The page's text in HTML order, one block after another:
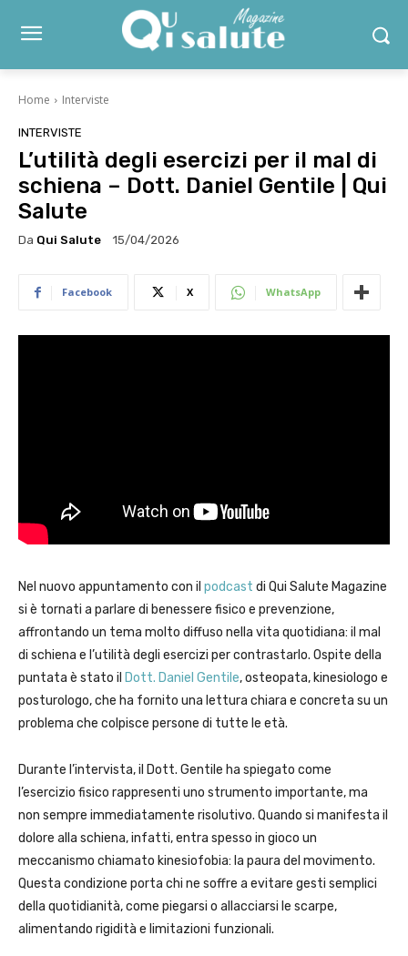
Home Interviste
INTERVISTE
L’utilità degli esercizi per il mal di
schiena – Dott. Daniel Gentile | Qui
Salute
Da Qui Salute 15/04/2026
Facebook X WhatsApp
Nel nuovo appuntamento con il podcast di Qui Salute Magazine
si è tornati a parlare di benessere fisico e prevenzione,
affrontando un tema molto diffuso nella vita quotidiana: il mal
di schiena e l’utilità degli esercizi per contrastarlo. Ospite della
puntata è stato il Dott. Daniel Gentile, osteopata, kinesiologo e
posturologo, che ha fornito una lettura chiara e concreta su un
problema che colpisce persone di tutte le età.
Durante l’intervista, il Dott. Gentile ha spiegato come
l’esercizio fisico rappresenti uno strumento importante, ma
non sempre immediatamente risolutivo. Quando si manifesta il
dolore alla schiena, infatti, entra spesso in gioco un
meccanismo chiamato kinesiofobia: la paura del movimento.
Questa condizione porta chi ne soffre a evitare gesti semplici
della quotidianità, come piegarsi o allacciarsi le scarpe,
alimentando rigidità e limitazioni funzionali.